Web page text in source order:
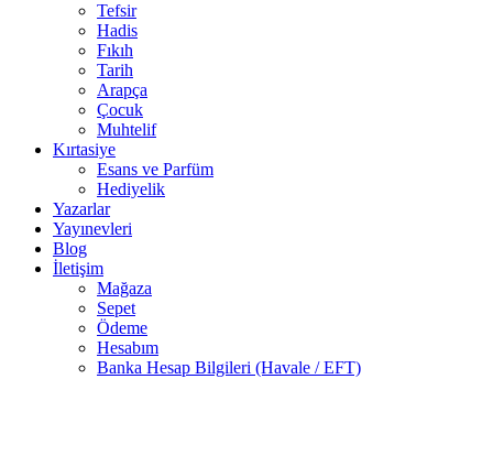
Tefsir
Hadis
Fıkıh
Tarih
Arapça
Çocuk
Muhtelif
Kırtasiye
Esans ve Parfüm
Hediyelik
Yazarlar
Yayınevleri
Blog
İletişim
Mağaza
Sepet
Ödeme
Hesabım
Banka Hesap Bilgileri (Havale / EFT)